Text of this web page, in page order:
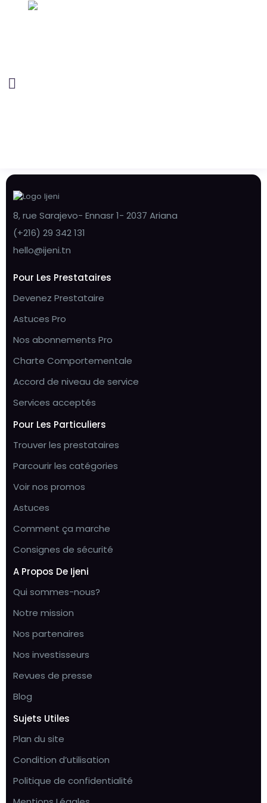
8, rue Sarajevo- Ennasr 1- 2037 Ariana
(+216) 29 342 131
hello@ijeni.tn
Pour Les Prestataires
Devenez Prestataire
Astuces Pro
Nos abonnements Pro
Charte Comportementale
Accord de niveau de service
Services acceptés
Pour Les Particuliers
Trouver les prestataires
Parcourir les catégories
Voir nos promos
Astuces
Comment ça marche
Consignes de sécurité
A Propos De Ijeni
Qui sommes-nous?
Notre mission
Nos partenaires
Nos investisseurs
Revues de presse
Blog
Sujets Utiles
Plan du site
Condition d’utilisation
Politique de confidentialité